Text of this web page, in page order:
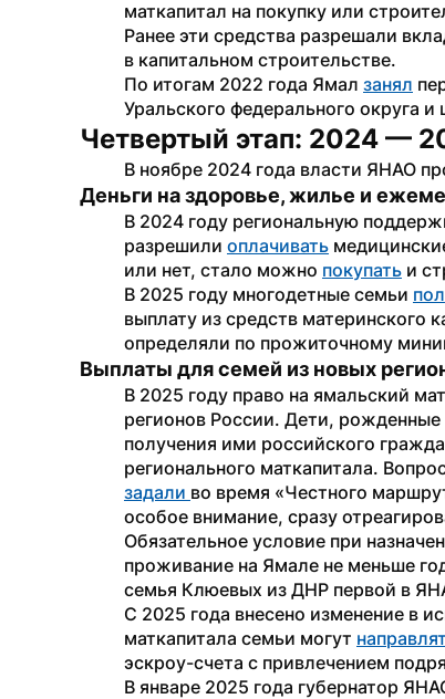
маткапитал на покупку или
Ранее эти средства разрешали
в капитальном строительстве.
По итогам 2022 года Ямал занял
Уральского федерального округа
Четвертый этап: 2024 —
В ноябре 2024 года власти ЯНАО
Деньги на здоровье, жилье и
В 2024 году региональную
разрешили оплачивать
или нет, стало можно покупать и
В 2025 году многодетные семьи
выплату из средств материнского
определяли по прожиточному
Выплаты для семей из новых
В 2025 году право на ямальский
регионов России. Дети,
получения ими российского
задали во время «Честного
особое внимание, сразу
Обязательное условие при
проживание на Ямале не меньше
семья Клюевых из ДНР первой в
С 2025 года внесено изменение в
маткапитала семьи могут
эскроу-счета с привлечением
В январе 2025 года губернатор